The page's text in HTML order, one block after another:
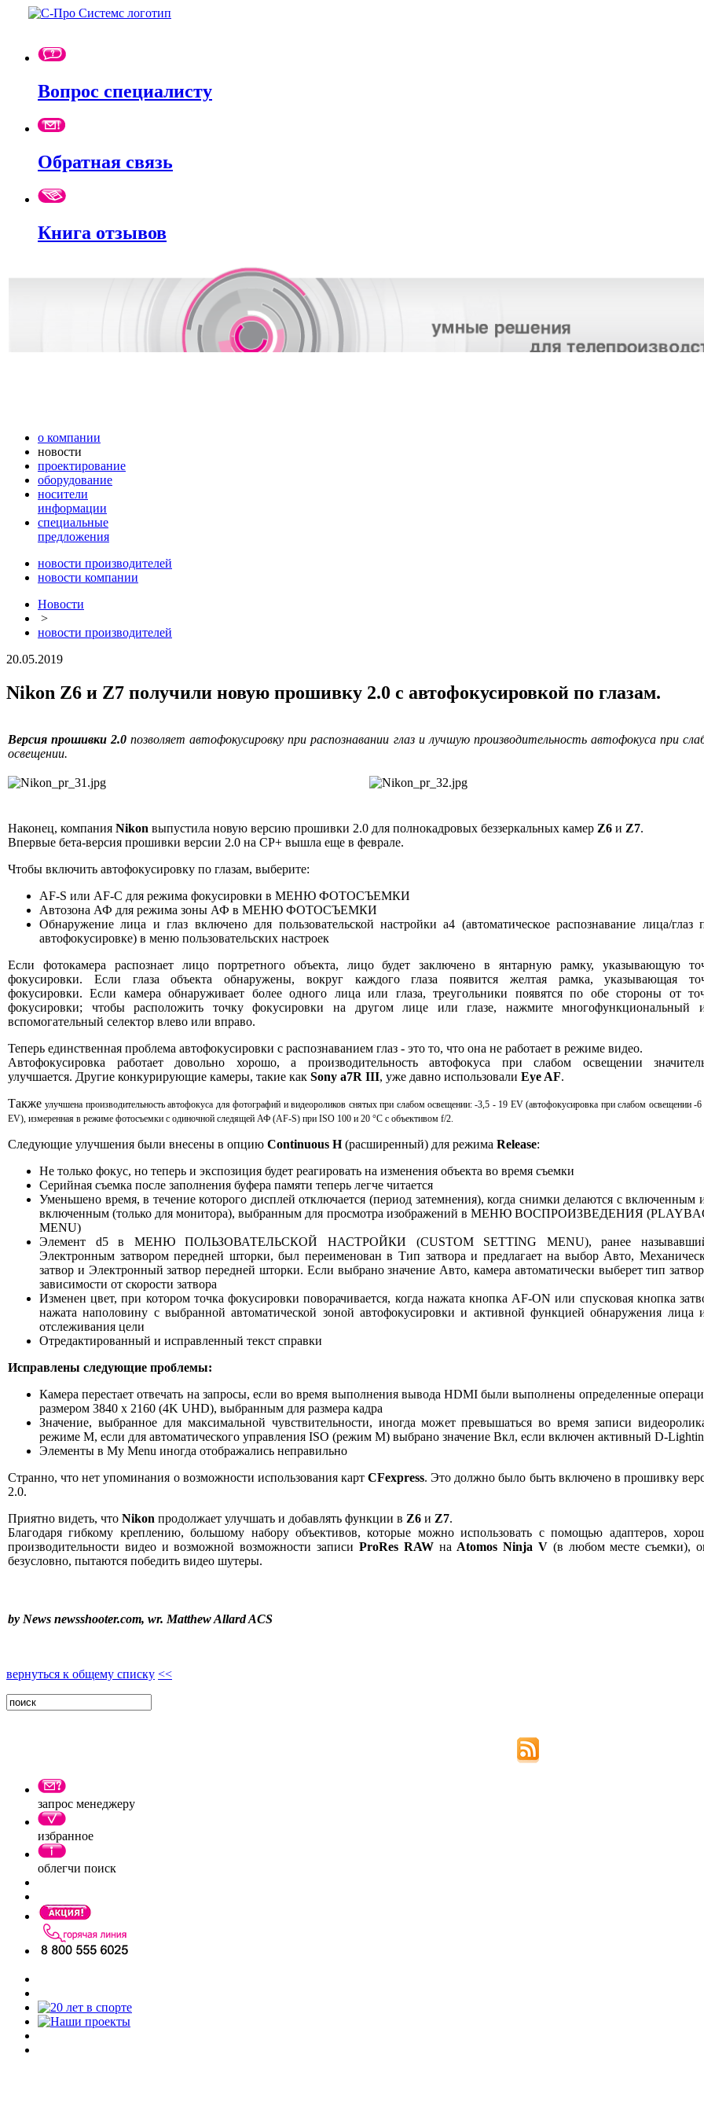
Вопрос специалисту
Обратная связь
Книга отзывов
о компании
новости
проектирование
оборудование
носители
информации
специальные
предложения
новости производителей
новости компании
Новости
>
новости производителей
20.05.2019
Nikon Z6 и Z7 получили новую прошивку 2.0 с автофокусировкой по глазам.
Версия прошивки 2.0 позволяет автофокусировку при распознавании глаз и лучшую производительность автофокуса при
освещении.
Наконец, компания Nikon выпустила новую версию прошивки 2.0 для полнокадровых беззеркальных камер Z6 и Z7.
Впервые бета-версия прошивки версии 2.0 на CP+ вышла еще в феврале.
Чтобы включить автофокусировку по глазам, выберите:
AF-S или AF-C для режима фокусировки в МЕНЮ ФОТОСЪЕМКИ
Автозона АФ ​​для режима зоны АФ в МЕНЮ ФОТОСЪЕМКИ
Обнаружение лица и глаз включено для пользовательской настройки a4 (автоматическое распознавание лица/глаз
автофокусировке) в меню пользовательских настроек
Если фотокамера распознает лицо портретного объекта, лицо будет заключено в янтарную рамку, указывающую
фокусировки. Если глаза объекта обнаружены, вокруг каждого глаза появится желтая рамка, указывающая
фокусировки. Если камера обнаруживает более одного лица или глаза, треугольники появятся по обе стороны от
фокусировки; чтобы расположить точку фокусировки на другом лице или глазе, нажмите многофункциональный
вспомогательный селектор влево или вправо.
Теперь единственная проблема автофокусировки с распознаванием глаз - это то, что она не работает в режиме видео.
Автофокусировка работает довольно хорошо, а производительность автофокуса при слабом освещении
улучшается. Другие конкурирующие камеры, такие как Sony a7R III, уже давно использовали Eye AF.
Такжеулучшена производительность автофокуса для фотографий и видеороликов снятых при слабом освещении: -3,5 - 19 EV (автофокусировка при слабом освещении -
EV), измеренная в режиме фотосъемки с одиночной следящей АФ (AF-S) при ISO 100 и 20 °C с объективом f/2.
Следующие улучшения были внесены в опцию Continuous H(расширенный) для режима Release:
Не только фокус, но теперь и экспозиция будет реагировать на изменения объекта во время съемки
Серийная съемка после заполнения буфера памяти теперь легче читается
Уменьшено время, в течение которого дисплей отключается (период затемнения), когда снимки делаются с включенным
включенным (только для монитора), выбранным для просмотра изображений в МЕНЮ ВОСПРОИЗВЕДЕНИЯ
MENU)
Элемент d5 в МЕНЮ ПОЛЬЗОВАТЕЛЬСКОЙ НАСТРОЙКИ (CUSTOM SETTING MENU), ранее
Электронным затвором передней шторки, был переименован в Тип затвора и предлагает на выбор Авто,
затвор и Электронный затвор передней шторки. Если выбрано значение Авто, камера автоматически выберет тип
зависимости от скорости затвора
Изменен цвет, при котором точка фокусировки поворачивается, когда нажата кнопка AF-ON или спусковая кнопка
нажата наполовину с выбранной автоматической зоной автофокусировки и активной функцией обнаружения лица
отслеживания цели
Отредактированный и исправленный текст справки
Исправлены следующие проблемы:
Камера перестает отвечать на запросы, если во время выполнения вывода HDMI были выполнены определенные
размером 3840 x 2160 (4K UHD), выбранным для размера кадра
Значение, выбранное для максимальной чувствительности, иногда может превышаться во время записи
режиме M, если для автоматического управления ISO (режим M) выбрано значение Вкл, если включен активный D-
Элементы в My Menu иногда отображались неправильно
Странно, что нет упоминания о возможности использования карт CFexpress. Это должно было быть включено в прошивку
2.0.
Приятно видеть, что Nikon продолжает улучшать и добавлять функции в Z6 и Z7.
Благодаря гибкому креплению, большому набору объективов, которые можно использовать с помощью адаптеров,
производительности видео и возможной возможности записи ProRes RAWнаAtomos Ninja V(в любом месте съемки),
безусловно, пытаются победить видео шутеры.
by News newsshooter.com, wr.Matthew Allard ACS
вернуться к общему списку <<
запрос менеджеру
избранное
облегчи поиск